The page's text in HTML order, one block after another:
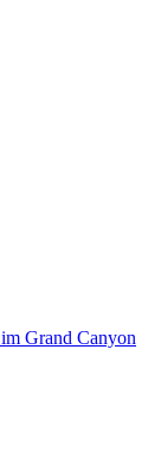
Grand Canyon